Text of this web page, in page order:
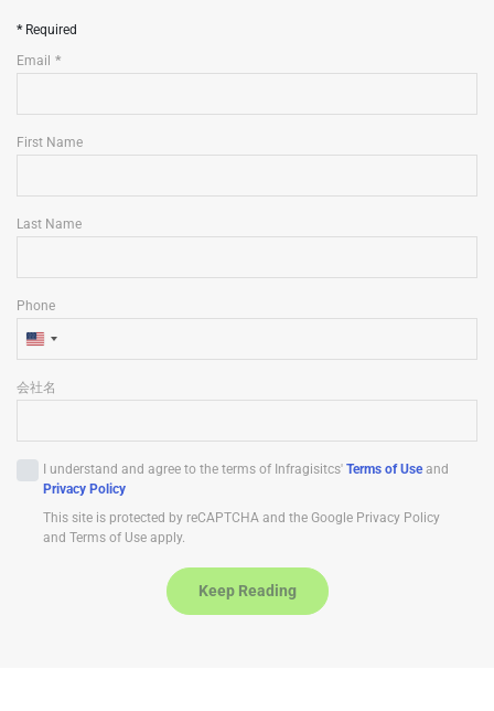
Required
Email
First Name
Last Name
U
i
d
Phone
会社名
I understand and agree to the terms of Infragisitcs' Terms of Useand
Privacy Policy
This site is protected by reCAPTCHA and the Google Privacy Policy
and Terms of Use apply.
Keep Reading